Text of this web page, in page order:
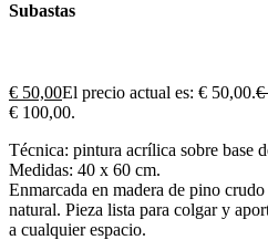
Subastas
€ 50,00El precio actual es: € 50,00.€
€ 100,00.
Técnica: pintura acrílica sobre base
Medidas: 40 x 60 cm.
Enmarcada en madera de pino
natural. Pieza lista para colgar y
a cualquier espacio.